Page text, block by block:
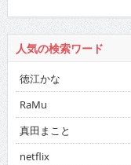
人気の検索ワード
徳江かな
RaMu
真田まこと
netflix